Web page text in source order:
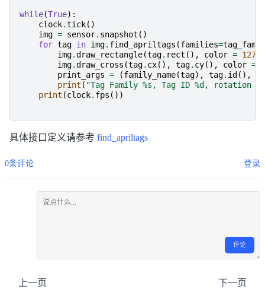
while(True):
clock.tick()
img = sensor. snapshot ()
for tag in img. find_apriltags (families=
img.draw_rectangle(tag. rect (), color = 127
img.draw_cross (tag. cx(), tag. cy(), color =
print_args = (family_name(tag), tag. id (),
print ( "Tag Family %s , Tag ID %d , rotation
print (clock. fps ())
具体接口定义请参考 find_apriltags
0条评论 登录
评论
上一页
下一页